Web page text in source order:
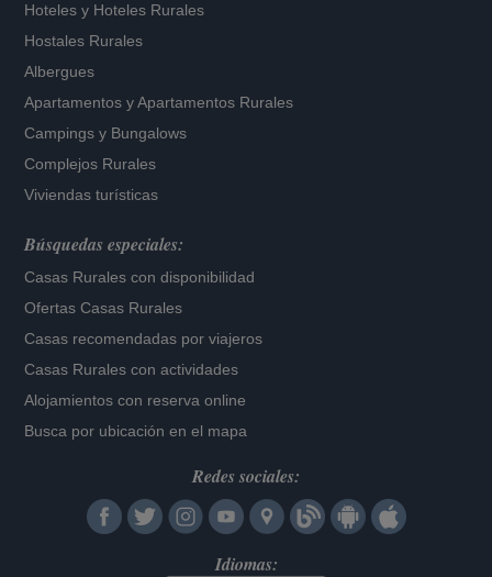
Hoteles y Hoteles Rurales
Hostales Rurales
Albergues
Apartamentos yApartamentos Rurales
Campings y Bungalows
Complejos Rurales
Viviendas turísticas
Búsquedas especiales:
Casas Rurales con disponibilidad
Ofertas Casas Rurales
Casas recomendadas por viajeros
Casas Rurales con actividades
Alojamientos con reserva online
Busca por ubicación en el mapa
Redes sociales:
Idiomas: